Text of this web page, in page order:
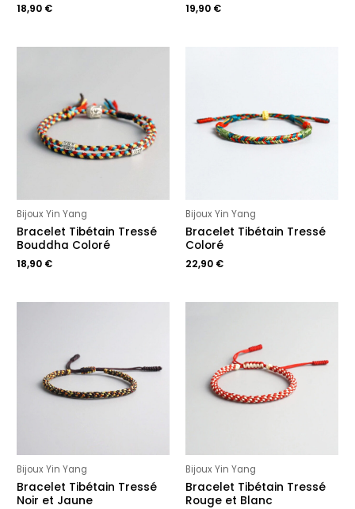
18,90 € 19,90 €
Bijoux Yin Yang
Bracelet Tibétain Tressé
Bouddha Coloré
18,90 €
Bijoux Yin Yang
Bracelet Tibétain Tressé
Coloré
22,90 €
Bijoux Yin Yang
Bracelet Tibétain Tressé
Noir et Jaune
Bijoux Yin Yang
Bracelet Tibétain Tressé
Rouge et Blanc